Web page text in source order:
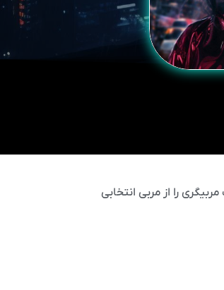
را از مربی انتخابی